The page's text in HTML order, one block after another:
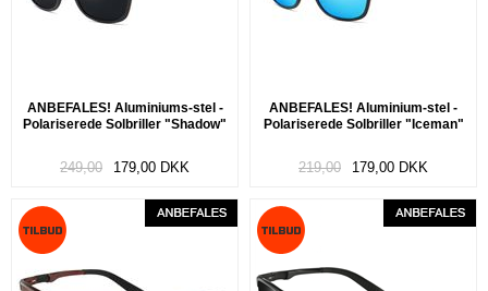
ANBEFALES! Aluminiums-stel -
Polariserede Solbriller "Shadow"
249,00 179,00 DKK
ANBEFALES! Aluminium-stel -
Polariserede Solbriller "Iceman"
219,00 179,00 DKK